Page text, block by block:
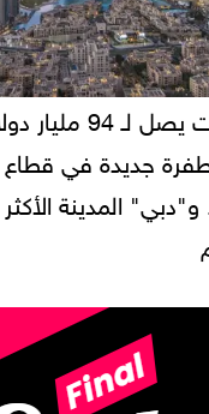
جديدة في قطاع
المدينة الأكثر